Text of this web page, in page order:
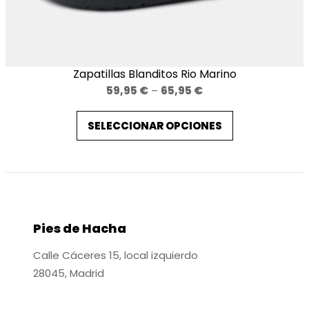
Zapatillas Blanditos Rio Marino
59,95 € – 65,95 €Price
range:
59,95 €
through
SELECCIONAR OPCIONES
Pies de Hacha
Calle Cáceres 15, local izquierdo
28045, Madrid